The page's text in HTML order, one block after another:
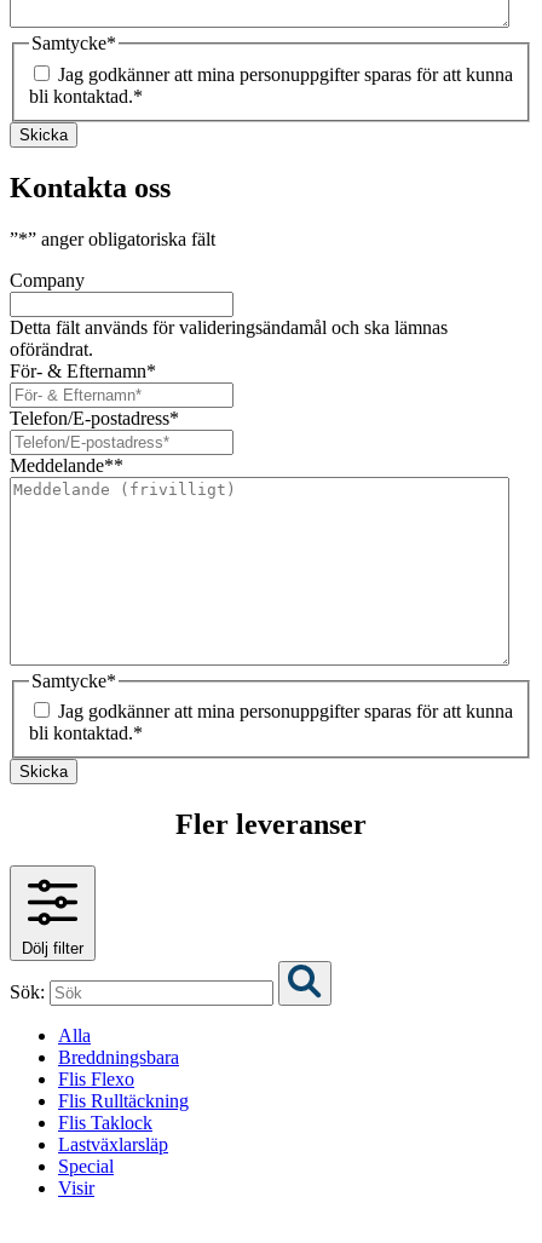
Samtycke*
Jag godkänner att mina personuppgifter sparas för att kunna
bli kontaktad.*
Skicka
Kontakta oss
”*” anger obligatoriska fält
Company
Detta fält används för valideringsändamål och ska lämnas
oförändrat.
För- & Efternamn*
Telefon/E-postadress*
Meddelande**
Samtycke*
Jag godkänner att mina personuppgifter sparas för att kunna
bli kontaktad.*
Skicka
Fler leveranser
Dölj filter
Sök:
Alla
Breddningsbara
Flis Flexo
Flis Rulltäckning
Flis Taklock
Lastväxlarsläp
Special
Visir